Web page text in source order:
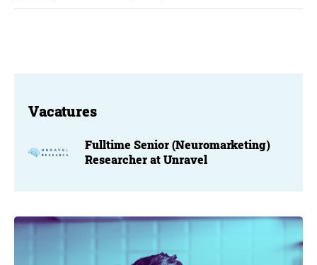
Vacatures
Fulltime Senior (Neuromarketing)
Researcher at Unravel